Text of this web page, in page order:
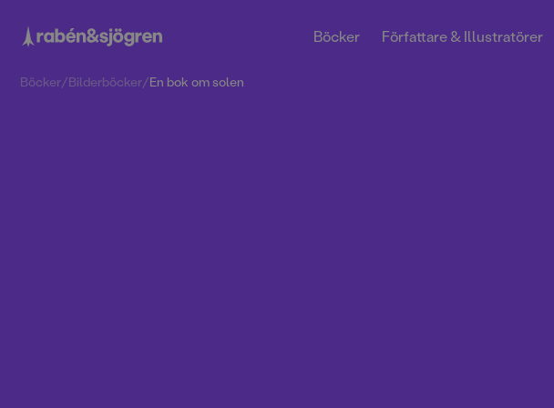
Böcker Författare & Illustratörer
Böcker/Bilderböcker/En bok om solen